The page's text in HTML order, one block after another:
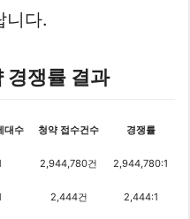
니다.
경쟁률 결과
대수 청약 접수건수 경쟁률
2,944,780건 2,944,780:1
2,444건 2,444:1